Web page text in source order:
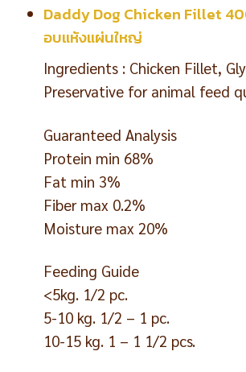
Daddy Dog Chicken Fillet
อบแห้งแผ่นใหญ่
Ingredients : Chicken Fillet,
Preservative for animal feed
Guaranteed Analysis
Protein min 68%
Fat min 3%
Fiber max 0.2%
Moisture max 20%
Feeding Guide
<5kg. 1/2 pc.
5-10 kg. 1/2 – 1 pc.
10-15 kg. 1 – 1 1/2 pcs.